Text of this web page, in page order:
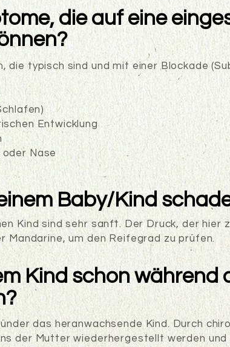
die auf eine
die typisch sind und mit einer Blockade
Entwicklung
Nase
Baby/Kind
Kind sind sehr sanft. Der Druck, der hier
Mandarine, um den Reifegrad zu prüfen.
Kind schon während
das heranwachsende Kind. Durch
der Mutter wiederhergestellt werden und